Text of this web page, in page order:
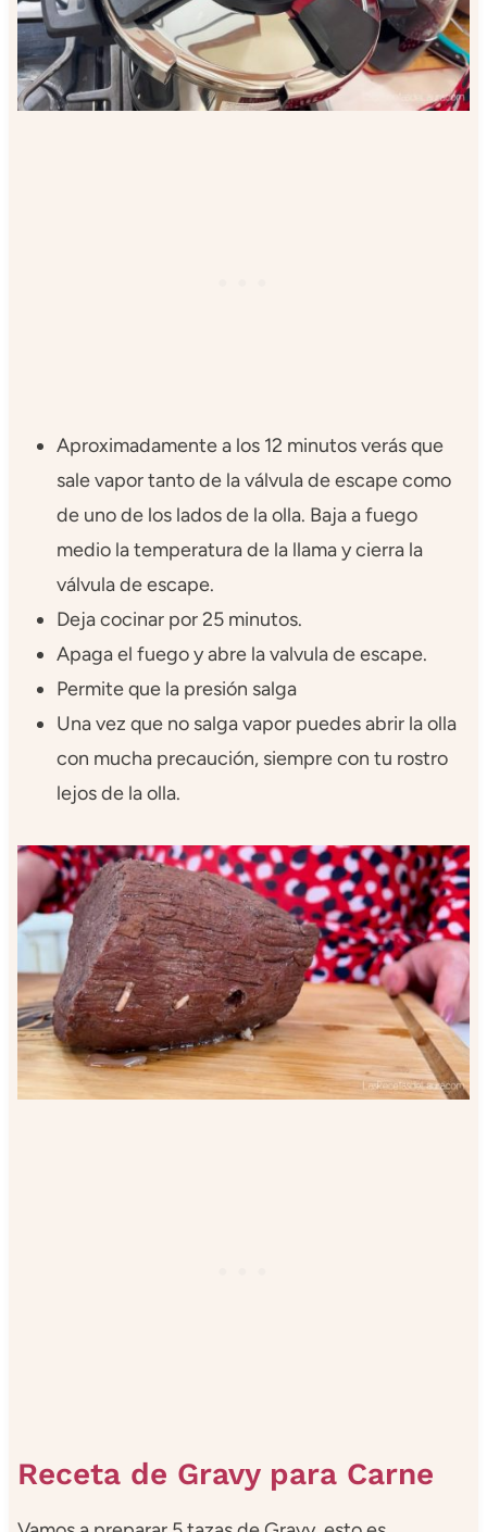
Aproximadamente a los 12 minutos verás que
sale vapor tanto de la válvula de escape como
de uno de los lados de la olla. Baja a fuego
medio la temperatura de la llama y cierra la
válvula de escape.
Deja cocinar por 25 minutos.
Apaga el fuego y abre la valvula de escape.
Permite que la presión salga
Una vez que no salga vapor puedes abrir la olla
con mucha precaución, siempre con tu rostro
lejos de la olla.
Receta de Gravy para Carne